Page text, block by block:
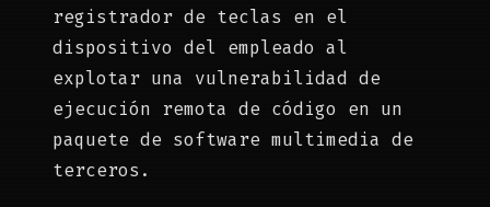
registrador de teclas en el
dispositivo del empleado al
explotar una vulnerabilidad de
ejecución remota de código en un
paquete de software multimedia de
terceros.